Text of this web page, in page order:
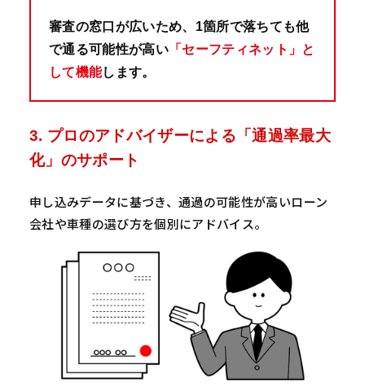
審査の窓口が広いため、1箇所で落ちても他
で通る可能性が高い「セーフティネット」と
して機能します。
3. プロのアドバイザーによる「通過率最大
化」のサポート
申し込みデータに基づき、通過の可能性が高いローン
会社や車種の選び方を個別にアドバイス。